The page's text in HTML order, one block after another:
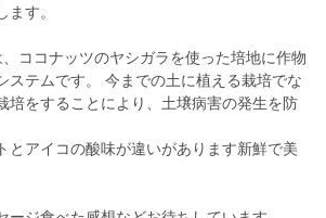
ます。
ココナッツのヤシガラを使った培地に作物
ステムです。 今までの土に植える栽培でな
培をすることにより、土壌病害の発生を防
とアイコの酸味が違いがあります新鮮で美